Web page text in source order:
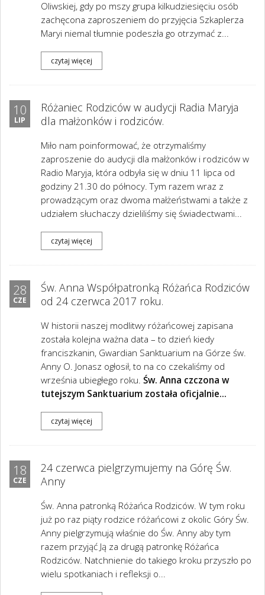
Oliwskiej, gdy po mszy grupa kilkudziesięciu osób
zachęcona zaproszeniem do przyjęcia Szkaplerza
Maryi niemal tłumnie podeszła go otrzymać z...
czytaj więcej
10
LIP
Różaniec Rodziców w audycji Radia Maryja
dla małżonków i rodziców.
Miło nam poinformować, że otrzymaliśmy
zaproszenie do audycji dla małżonków i rodziców w
Radio Maryja, która odbyła się w dniu 11 lipca od
godziny 21.30 do północy. Tym razem wraz z
prowadzącym oraz dwoma małżeństwami a także z
udziałem słuchaczy dzieliliśmy się świadectwami...
czytaj więcej
28
CZE
Św. Anna Współpatronką Różańca Rodziców
od 24 czerwca 2017 roku.
W historii naszej modlitwy różańcowej zapisana
została kolejna ważna data – to dzień kiedy
franciszkanin, Gwardian Sanktuarium na Górze św.
Anny O. Jonasz ogłosił, to na co czekaliśmy od
września ubiegłego roku. Św. Anna czczona w
tutejszym Sanktuarium została oficjalnie...
czytaj więcej
18
CZE
24 czerwca pielgrzymujemy na Górę Św.
Anny
Św. Anna patronką Różańca Rodziców. W tym roku
już po raz piąty rodzice różańcowi z okolic Góry Św.
Anny pielgrzymują właśnie do Św. Anny aby tym
razem przyjąć Ją za drugą patronkę Różańca
Rodziców. Natchnienie do takiego kroku przyszło po
wielu spotkaniach i refleksji o...